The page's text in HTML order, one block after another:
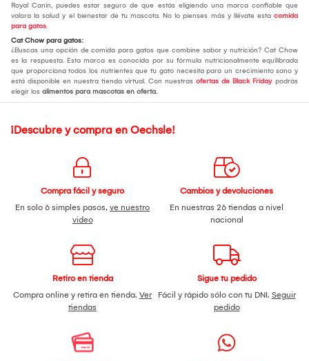
Royal Canin, puedes estar seguro de que estás eligiendo una marca confiable que
valora la salud y el bienestar de tu mascota. No lo pienses más y llévate esta comida
para gatos.
Cat Chow para gatos:
¿Buscas una opción de comida para gatos que combine sabor y nutrición? Cat Chow
es la respuesta. Esta marca es conocida por su fórmula nutricionalmente equilibrada
que proporciona todos los nutrientes que tu gato necesita para un crecimiento sano y
está disponible en nuestra tienda virtual. Con nuestras ofertas de Black Fridaypodrás
elegir los alimentos para mascotas en oferta.
¡Descubre y compra en Oechsle!
Compra fácil y seguro
En solo 6 simples pasos, ve nuestro
video
Cambios y devoluciones
En nuestras 26 tiendas a nivel
nacional
Retiro en tienda
Compra online y retira en tienda. Ver
tiendas
Sigue tu pedido
Fácil y rápido sólo con tu DNI. Seguir
pedido